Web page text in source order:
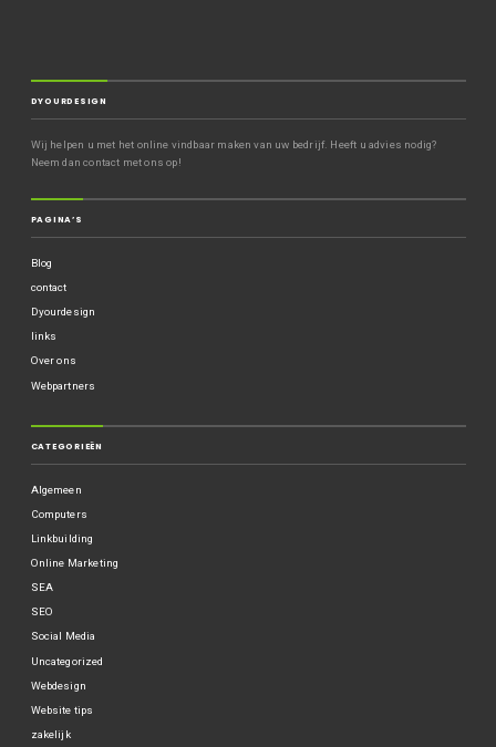
DYOURDESIGN
Wij helpen u met het online vindbaar maken van uw bedrijf. Heeft u advies nodig?
Neem dan contact met ons op!
PAGINA’S
Blog
contact
Dyourdesign
links
Over ons
Webpartners
CATEGORIEËN
Algemeen
Computers
Linkbuilding
Online Marketing
SEA
SEO
Social Media
Uncategorized
Webdesign
Website tips
zakelijk